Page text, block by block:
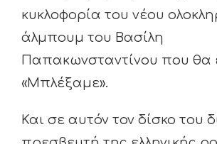
κυκλοφορία του νέου
άλμπουμ του Βασίλη
Παπακωνσταντίνου που θα
«Μπλέξαμε».
Και σε αυτόν τον δίσκο του